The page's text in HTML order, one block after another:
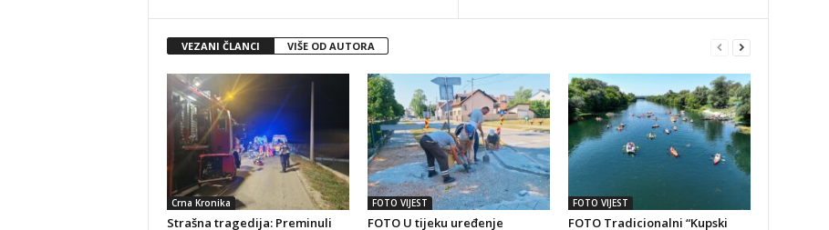
VEZANI ČLANCI VIŠE OD AUTORA
Crna Kronika
Strašna tragedija: Preminuli
FOTO VIJEST
FOTO U tijeku uređenje
FOTO VIJEST
FOTO Tradicionalni “Kupski